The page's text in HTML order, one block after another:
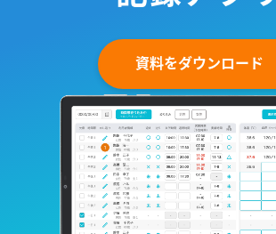
資料をダウンロード